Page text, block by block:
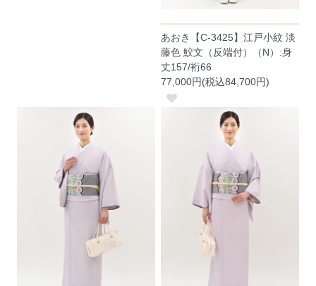
あおき【C-3425】江戸小紋 淡
藤色 鮫文（反端付）（N）:身
丈157/裄66
77,000円(税込84,700円)